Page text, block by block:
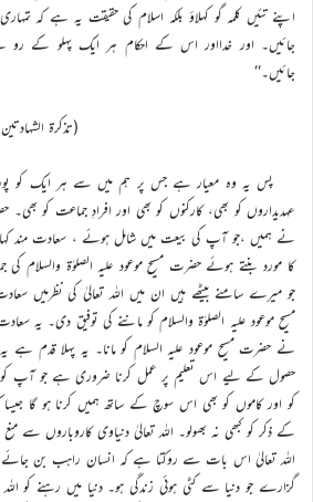
اپنے تئیں کلمہ گو کہلاؤ بلکہ اسلام کی حقیقت یہ ہے کہ
جائیں۔ اور خدااور اس کے احکام ہر ایک پہلو کے رو
جائیں۔‘‘
(تذکرۃ الشہادتین،
پس یہ وہ معیار ہے جس پر ہم میں سے ہر ایک کو
عہدیداروں کو بھی، کارکنوں کو بھی اور افرادِ جماعت کو بھی۔
نے ہمیں ،جو آپ کی بیعت میں شامل ہوئے ، سعادت مند
کا مورد بنتے ہوئے حضرت مسیح موعود علیہ الصلوٰة والسلام
جو میرے سامنے بیٹھے ہیں ان میں اللہ تعالیٰ کی نظرمیں
مسیح موعود علیہ الصلوٰة والسلام کو ماننے کی توفیق دی۔
نے حضرت مسیح موعود علیہ السلام کو مانا۔ یہ پہلا قدم
حصول کے لیے اس تعلیم پر عمل کرنا ضروری ہے جو آپ
کو اور کاموں کو بھی اس سوچ کے ساتھ ہمیں کرنا ہو گا جیسا
کے ذکر کو کبھی نہ بھولو۔ اللہ تعالیٰ دنیاوی کاروباروں سے
اللہ تعالیٰ اس بات سے روکتا ہے کہ انسان راہب بن
گزارے جو دنیا سے کٹی ہوئی زندگی ہو۔ دنیا میں رہنے کو